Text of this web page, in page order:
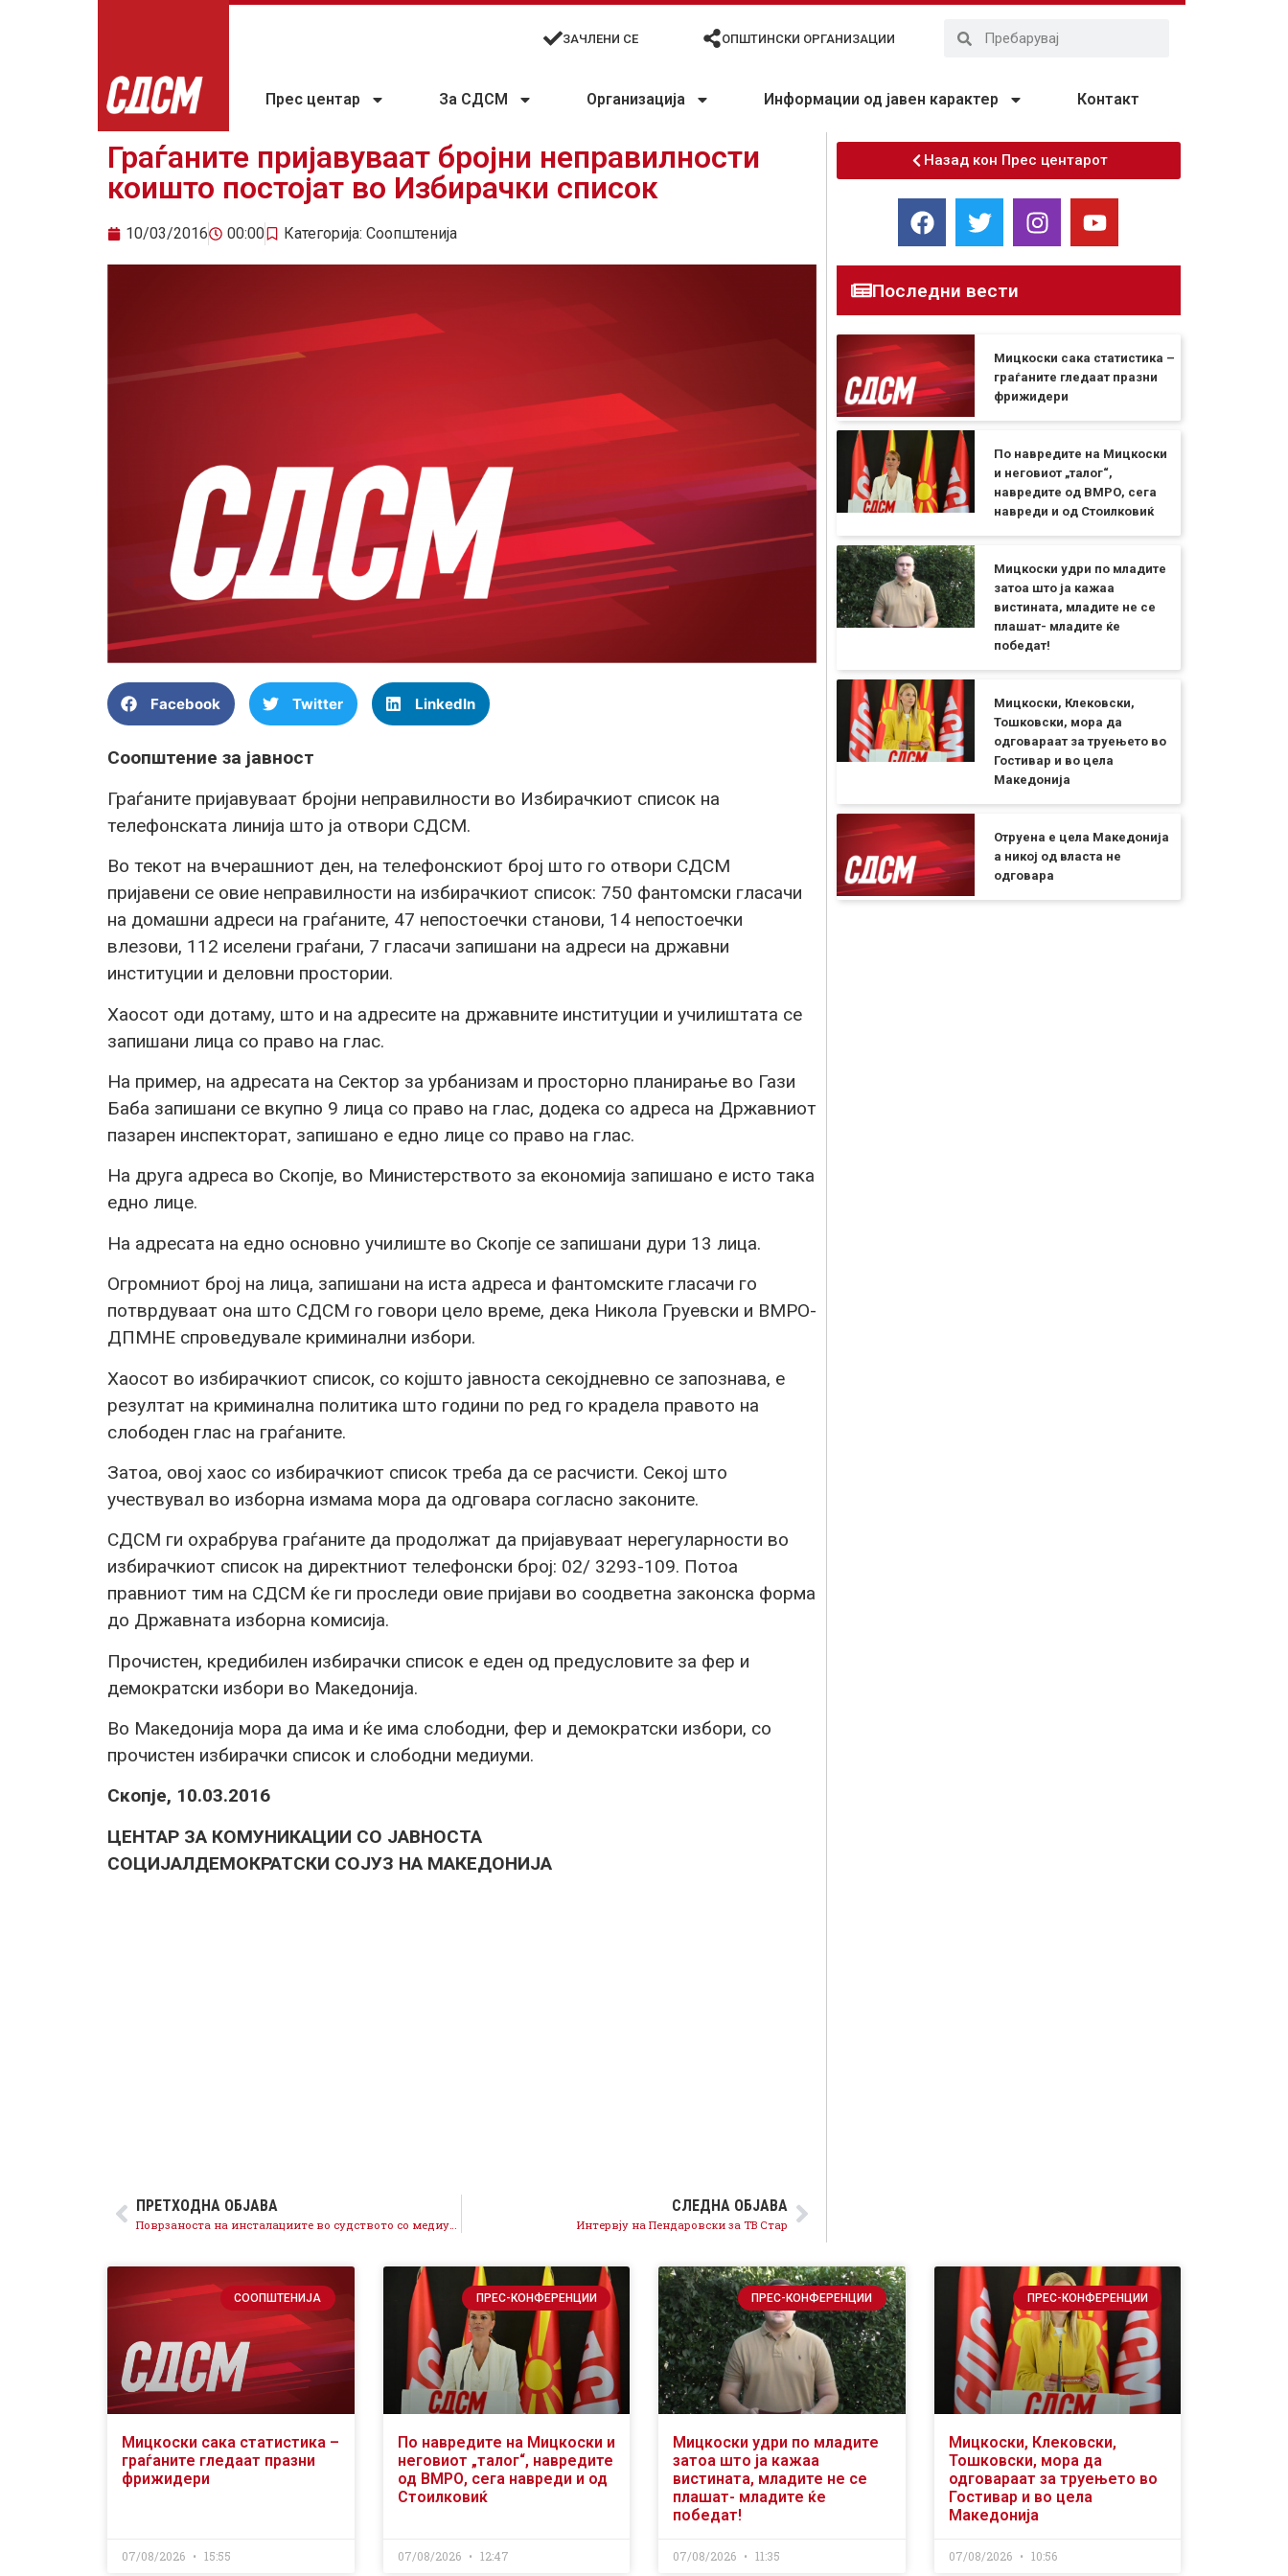
ЗАЧЛЕНИ СЕ ОПШТИНСКИ ОРГАНИЗАЦИИ
Прес центар За СДСМ Организација Информации од јавен карактер Контакт
Граѓаните пријавуваат бројни неправилности
коишто постојат во Избирачки список
10/03/2016 00:00 Категорија: Соопштенија
Facebook Twitter LinkedIn
Соопштение за јавност
Граѓаните пријавуваат бројни неправилности во Избирачкиот список на
телефонската линија што ја отвори СДСМ.
Во текот на вчерашниот ден, на телефонскиот број што го отвори СДСМ
пријавени се овие неправилности на избирачкиот список: 750 фантомски гласачи
на домашни адреси на граѓаните, 47 непостоечки станови, 14 непостоечки
влезови, 112 иселени граѓани, 7 гласачи запишани на адреси на државни
институции и деловни простории.
Хаосот оди дотаму, што и на адресите на државните институции и училиштата се
запишани лица со право на глас.
На пример, на адресата на Сектор за урбанизам и просторно планирање во Гази
Баба запишани се вкупно 9 лица со право на глас, додека со адреса на Државниот
пазарен инспекторат, запишано е едно лице со право на глас.
На друга адреса во Скопје, во Министерството за економија запишано е исто така
едно лице.
На адресата на едно основно училиште во Скопје се запишани дури 13 лица.
Огромниот број на лица, запишани на иста адреса и фантомските гласачи го
потврдуваат она што СДСМ го говори цело време, дека Никола Груевски и ВМРО-
ДПМНЕ спроведувале криминални избори.
Хаосот во избирачкиот список, со којшто јавноста секојдневно се запознава, е
резултат на криминална политика што години по ред го крадела правото на
слободен глас на граѓаните.
Затоа, овој хаос со избирачкиот список треба да се расчисти. Секој што
учествувал во изборна измама мора да одговара согласно законите.
СДСМ ги охрабрува граѓаните да продолжат да пријавуваат нерегуларности во
избирачкиот список на директниот телефонски број: 02/ 3293-109. Потоа
правниот тим на СДСМ ќе ги проследи овие пријави во соодветна законска форма
до Државната изборна комисија.
Прочистен, кредибилен избирачки список е еден од предусловите за фер и
демократски избори во Македонија.
Во Македонија мора да има и ќе има слободни, фер и демократски избори, со
прочистен избирачки список и слободни медиуми.
Скопје, 10.03.2016
ЦЕНТАР ЗА КОМУНИКАЦИИ СО ЈАВНОСТА
СОЦИЈАЛДЕМОКРАТСКИ СОЈУЗ НА МАКЕДОНИЈА
ПРЕТХОДНА ОБЈАВА СЛЕДНА ОБЈАВА
Интервју на Пендаровски за ТВ Стар
Назад кон Прес центарот
Последни вести
Мицкоски сака статистика –
граѓаните гледаат празни
фрижидери
По навредите на Мицкоски
и неговиот „талог“,
навредите од ВМРО, сега
навреди и од Стоилковиќ
Мицкоски удри по младите
затоа што ја кажаа
вистината, младите не се
плашат- младите ќе
победат!
Мицкоски, Клековски,
Тошковски, мора да
одговараат за труењето во
Гостивар и во цела
Македонија
Отруена е цела Македонија
а никој од власта не
одговара
СООПШТЕНИЈА
Мицкоски сака статистика –
граѓаните гледаат празни
фрижидери
07/08/2026 15:55
ПРЕС-КОНФЕРЕНЦИИ
По навредите на Мицкоски и
неговиот „талог“, навредите
од ВМРО, сега навреди и од
Стоилковиќ
07/08/2026 12:47
ПРЕС-КОНФЕРЕНЦИИ
Мицкоски удри по младите
затоа што ја кажаа
вистината, младите не се
плашат- младите ќе
победат!
07/08/2026 11:35
ПРЕС-КОНФЕРЕНЦИИ
Мицкоски, Клековски,
Тошковски, мора да
одговараат за труењето во
Гостивар и во цела
Македонија
07/08/2026 10:56